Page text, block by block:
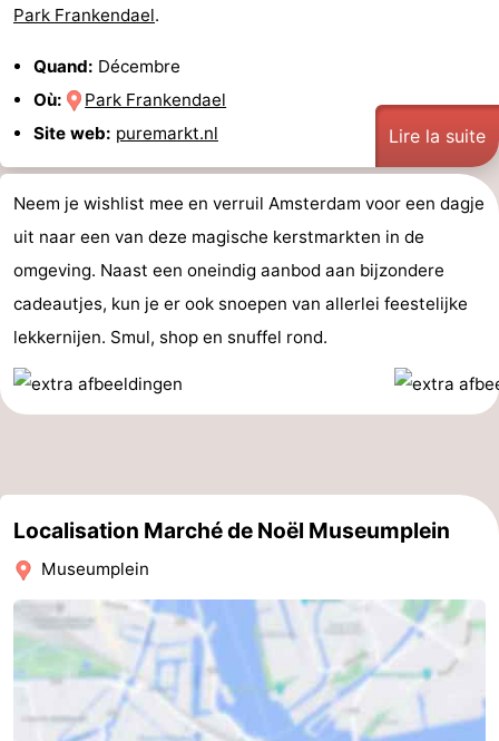
Park Frankendael.
Quand: Décembre
Où:
Park Frankendael
Site web: puremarkt.nl Lire la suite
Neem je wishlist mee en verruil Amsterdam voor een dagje
uit naar een van deze magische kerstmarkten in de
omgeving. Naast een oneindig aanbod aan bijzondere
cadeautjes, kun je er ook snoepen van allerlei feestelijke
lekkernijen. Smul, shop en snuffel rond.
Localisation Marché de Noël Museumplein
Museumplein